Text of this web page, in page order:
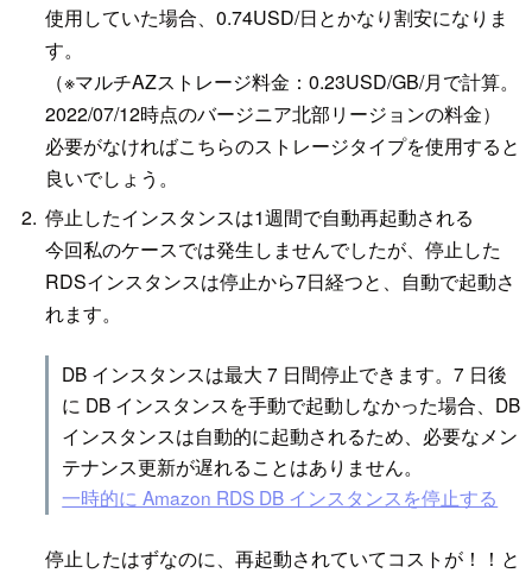
使用していた場合、0.74USD/日とかなり割安になりま
す。
（※マルチAZストレージ料金：0.23USD/GB/月で計算。
2022/07/12時点のバージニア北部リージョンの料金）
必要がなければこちらのストレージタイプを使用すると
良いでしょう。
停止したインスタンスは1週間で自動再起動される
今回私のケースでは発生しませんでしたが、停止した
RDSインスタンスは停止から7日経つと、自動で起動さ
れます。
DB インスタンスは最大 7 日間停止できます。7 日後
に DB インスタンスを手動で起動しなかった場合、DB
インスタンスは自動的に起動されるため、必要なメン
テナンス更新が遅れることはありません。
一時的に Amazon RDS DB インスタンスを停止する
停止したはずなのに、再起動されていてコストが！！と